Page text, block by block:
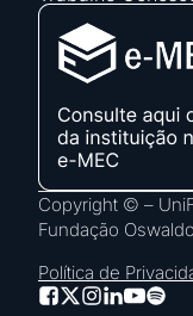
Copyright © –
Fundação
Política de